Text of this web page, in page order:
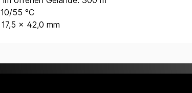
55 °C
x 42,0 mm